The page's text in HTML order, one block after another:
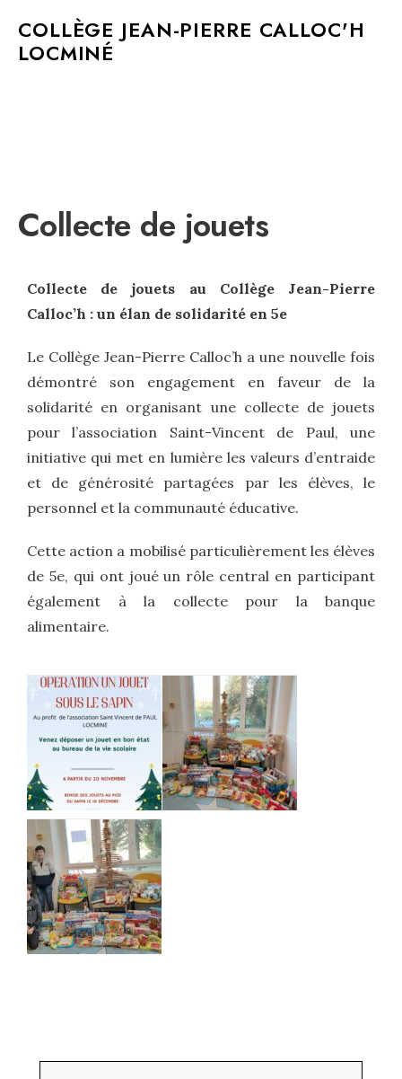
COLLÈGE JEAN-PIERRE CALLOC'H
LOCMINÉ
Collecte de jouets
Collecte de jouets au Collège Jean-Pierre
Calloc’h : un élan de solidarité en 5e
Le Collège Jean-Pierre Calloc’h a une nouvelle fois
démontré son engagement en faveur de la
solidarité en organisant une collecte de jouets
pour l’association Saint-Vincent de Paul, une
initiative qui met en lumière les valeurs d’entraide
et de générosité partagées par les élèves, le
personnel et la communauté éducative.
Cette action a mobilisé particulièrement les élèves
de 5e, qui ont joué un rôle central en participant
également à la collecte pour la banque
alimentaire.